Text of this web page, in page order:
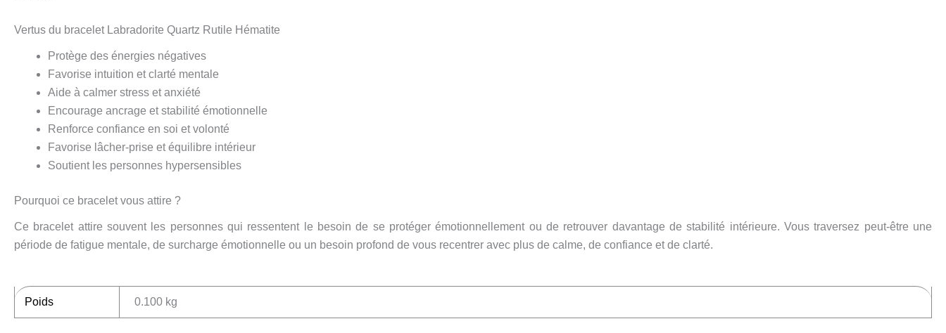
Vertus du bracelet Labradorite Quartz Rutile Hématite
Protège des énergies négatives
Favorise intuition et clarté mentale
Aide à calmer stress et anxiété
Encourage ancrage et stabilité émotionnelle
Renforce confiance en soi et volonté
Favorise lâcher-prise et équilibre intérieur
Soutient les personnes hypersensibles
Pourquoi ce bracelet vous attire ?
Ce bracelet attire souvent les personnes qui ressentent le besoin de se protéger émotionnellement ou de retrouver davantage de stabilité intérieure. Vous traversez peut-être une
période de fatigue mentale, de surcharge émotionnelle ou un besoin profond de vous recentrer avec plus de calme, de confiance et de clarté.
Poids 0.100 kg